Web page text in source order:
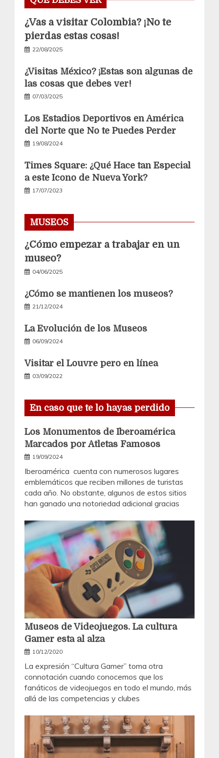
¿Vas a visitar Colombia? ¡No te
pierdas estas cosas!
22/08/2025
¿Visitas México? ¡Estas son algunas de
las cosas que debes ver!
07/03/2025
Los Estadios Deportivos en América
del Norte que No te Puedes Perder
19/08/2024
Times Square: ¿Qué Hace tan Especial
a este Icono de Nueva York?
17/07/2023
MUSEOS
¿Cómo empezar a trabajar en un
museo?
04/06/2025
¿Cómo se mantienen los museos?
21/12/2024
La Evolución de los Museos
06/09/2024
Visitar el Louvre pero en línea
03/09/2022
En caso que te lo hayas perdido
Los Monumentos de Iberoamérica
Marcados por Atletas Famosos
19/09/2024
Iberoamérica cuenta con numerosos lugares
emblemáticos que reciben millones de turistas
cada año. No obstante, algunos de estos sitios
han ganado una notoriedad adicional gracias
Museos de Videojuegos. La cultura
Gamer esta al alza
10/12/2020
La expresión “Cultura Gamer” toma otra
connotación cuando conocemos que los
fanáticos de videojuegos en todo el mundo, más
allá de las competencias y clubes